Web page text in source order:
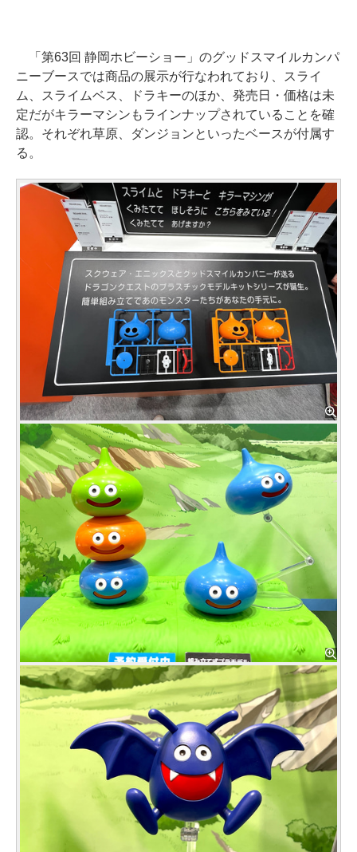
「第63回 静岡ホビーショー」のグッドスマイルカンパ
ニーブースでは商品の展示が行なわれており、スライ
ム、スライムベス、ドラキーのほか、発売日・価格は未
定だがキラーマシンもラインナップされていることを確
認。それぞれ草原、ダンジョンといったベースが付属す
る。